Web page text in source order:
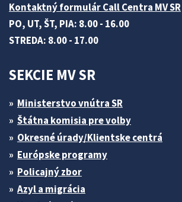
Kontaktný formulár Call Centra MV SR
PO, UT, ŠT, PIA: 8.00 - 16.00
STREDA: 8.00 - 17.00
SEKCIE MV SR
Ministerstvo vnútra SR
Štátna komisia pre volby
Okresné úrady/Klientske centrá
Európske programy
Policajný zbor
Azyl a migrácia